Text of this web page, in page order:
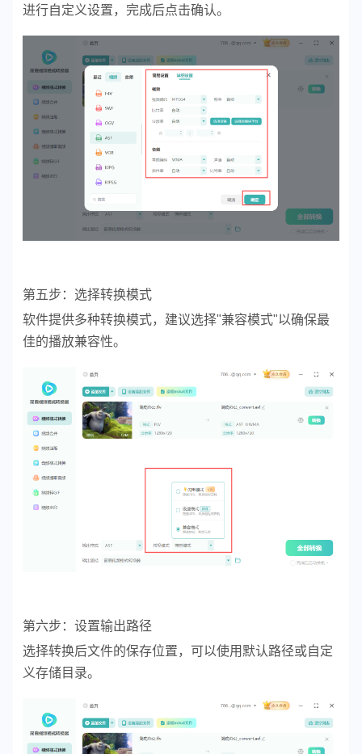
进行自定义设置，完成后点击确认。
第五步：选择转换模式
软件提供多种转换模式，建议选择"兼容模式"以确保最
佳的播放兼容性。
第六步：设置输出路径
选择转换后文件的保存位置，可以使用默认路径或自定
义存储目录。